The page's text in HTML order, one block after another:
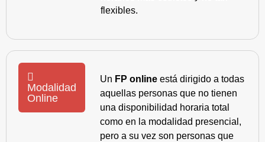
flexibles.
Modalidad
Online
Un FP online está dirigido a todas
aquellas personas que no tienen
una disponibilidad horaria total
como en la modalidad presencial,
pero a su vez son personas que